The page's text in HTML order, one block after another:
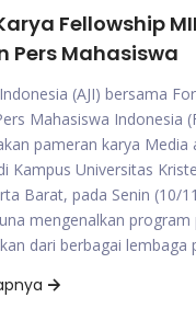
Fellowship
Pers Mahasiswa
(AJI) bersama
Mahasiswa Indonesia
pameran karya
Kampus Universitas
Barat, pada Senin (10/
mengenalkan
dari berbagai lembaga